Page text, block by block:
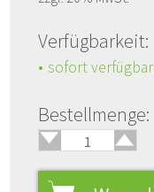
Verfügbarkeit:
sofort verfügbar
Bestellmenge:
🢓
🢑